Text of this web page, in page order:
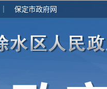
保定市政府网